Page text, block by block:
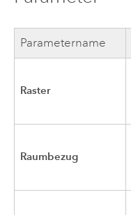
Parametername
Raster
Raumbezug